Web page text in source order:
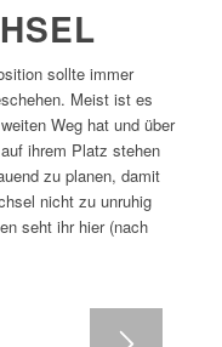
sollte immer
Meist ist es
Weg hat und über
ihrem Platz stehen
zu planen, damit
nicht zu unruhig
seht ihr hier (nach